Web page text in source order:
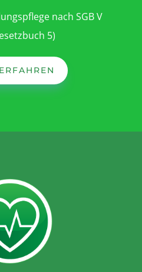
nach SGB V
5)